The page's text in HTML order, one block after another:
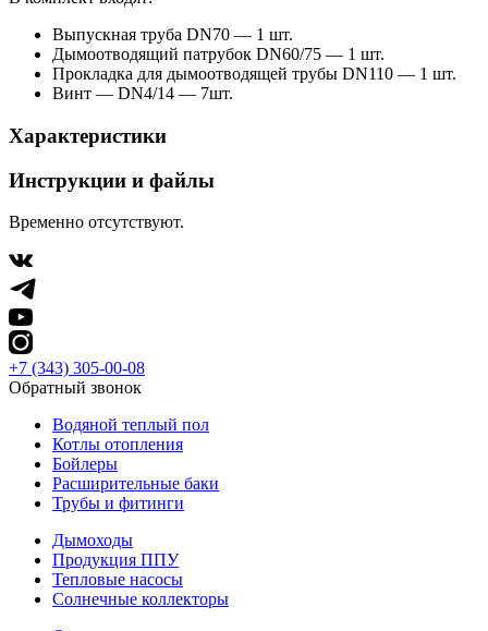
Выпускная труба DN70 — 1 шт.
Дымоотводящий патрубок DN60/75 — 1 шт.
Прокладка для дымоотводящей трубы DN110 — 1 шт.
Винт — DN4/14 — 7шт.
Характеристики
Инструкции и файлы
Временно отсутствуют.
+7 (343) 305-00-08
Обратный звонок
Водяной теплый пол
Котлы отопления
Бойлеры
Расширительные баки
Трубы и фитинги
Дымоходы
Продукция ППУ
Тепловые насосы
Солнечные коллекторы